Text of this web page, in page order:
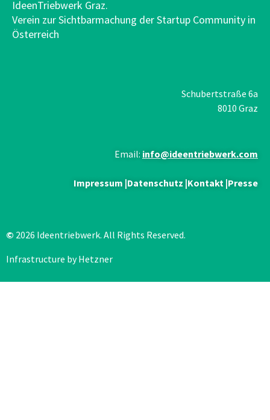
IdeenTriebwerk Graz.
Verein zur Sichtbarmachung der Startup Community in
Österreich
Schubertstraße 6a
8010 Graz
Email: info@ideentriebwerk.com
Impressum |Datenschutz |Kontakt |Presse
© 2026 Ideentriebwerk. All Rights Reserved.
Infrastructure by Hetzner